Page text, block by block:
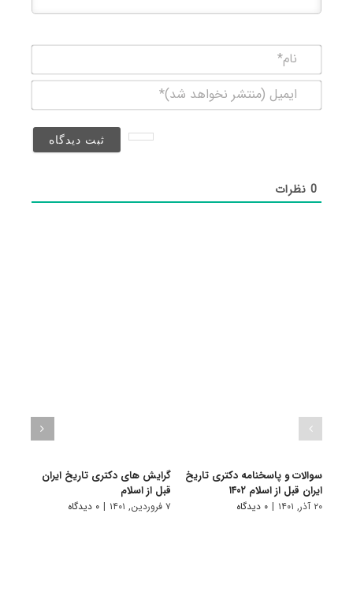
(منتشر
0نظرات
سوالات و پاسخنامه دکتری تاریخ
ایران قبل از اسلام ۱۴۰۲
۲۰ آذر, ۱۴۰۱ | ۰ دیدگاه
گرایش های دکتری ﺗﺎرﻳﺦ اﻳﺮان
ﻗﺒﻞ از اﺳﻼم
۷ فروردین, ۱۴۰۱ | ۰ دیدگاه